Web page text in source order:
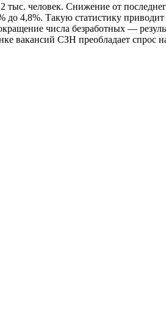
тыс. человек. Снижение от
до 4,8%. Такую статистику
числа безработных —
вакансий СЗН преобладает